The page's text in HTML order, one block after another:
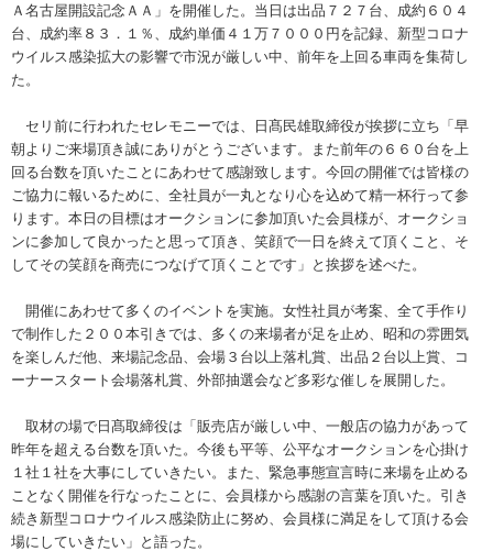
Ａ名古屋開設記念ＡＡ」を開催した。当日は出品７２７台、成約６０４
台、成約率８３．１％、成約単価４１万７０００円を記録、新型コロナ
ウイルス感染拡大の影響で市況が厳しい中、前年を上回る車両を集荷し
た。
セリ前に行われたセレモニーでは、日髙民雄取締役が挨拶に立ち「早
朝よりご来場頂き誠にありがとうございます。また前年の６６０台を上
回る台数を頂いたことにあわせて感謝致します。今回の開催では皆様の
ご協力に報いるために、全社員が一丸となり心を込めて精一杯行って参
ります。本日の目標はオークションに参加頂いた会員様が、オークショ
ンに参加して良かったと思って頂き、笑顔で一日を終えて頂くこと、そ
してその笑顔を商売につなげて頂くことです」と挨拶を述べた。
開催にあわせて多くのイベントを実施。女性社員が考案、全て手作り
で制作した２００本引きでは、多くの来場者が足を止め、昭和の雰囲気
を楽しんだ他、来場記念品、会場３台以上落札賞、出品２台以上賞、コ
ーナースタート会場落札賞、外部抽選会など多彩な催しを展開した。
取材の場で日髙取締役は「販売店が厳しい中、一般店の協力があって
昨年を超える台数を頂いた。今後も平等、公平なオークションを心掛け
１社１社を大事にしていきたい。また、緊急事態宣言時に来場を止める
ことなく開催を行なったことに、会員様から感謝の言葉を頂いた。引き
続き新型コロナウイルス感染防止に努め、会員様に満足をして頂ける会
場にしていきたい」と語った。